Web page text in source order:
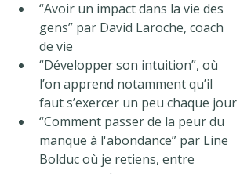
“Avoir un impact dans la vie des
gens” par David Laroche, coach
de vie
“Développer son intuition”, où
l’on apprend notamment qu’il
faut s’exercer un peu chaque jour
“Comment passer de la peur du
manque à l'abondance” par Line
Bolduc où je retiens, entre